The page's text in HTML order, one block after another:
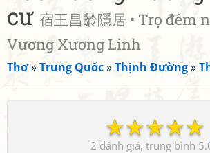
cư 宿王昌齡隱居 • Trọ đêm
Vương Xương Linh
Thơ»Trung Quốc»Thịnh Đường»
☆
☆
☆
☆
☆
2